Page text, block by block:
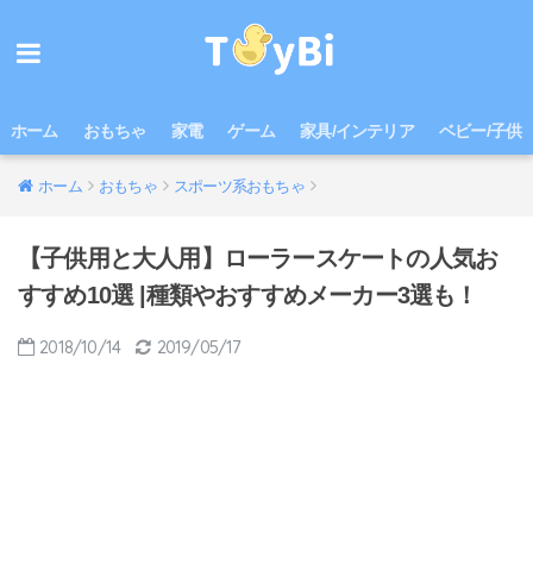
ホーム おもちゃ 家電 ゲーム 家具/インテリア ベビー/子供
ホーム おもちゃ スポーツ系おもちゃ
【子供用と大人用】ローラースケートの人気お
すすめ10選 |種類やおすすめメーカー3選も！
2018/10/14 2019/05/17